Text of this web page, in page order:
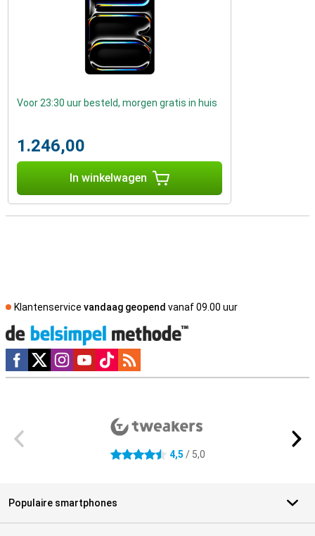
Voor 23:30 uur besteld, morgen gratis in huis
1.246,00
In winkelwagen
Klantenservice vandaag geopend vanaf 09.00 uur
Social media
4.5 sterren 4,5 / 5,0
Populaire smartphones